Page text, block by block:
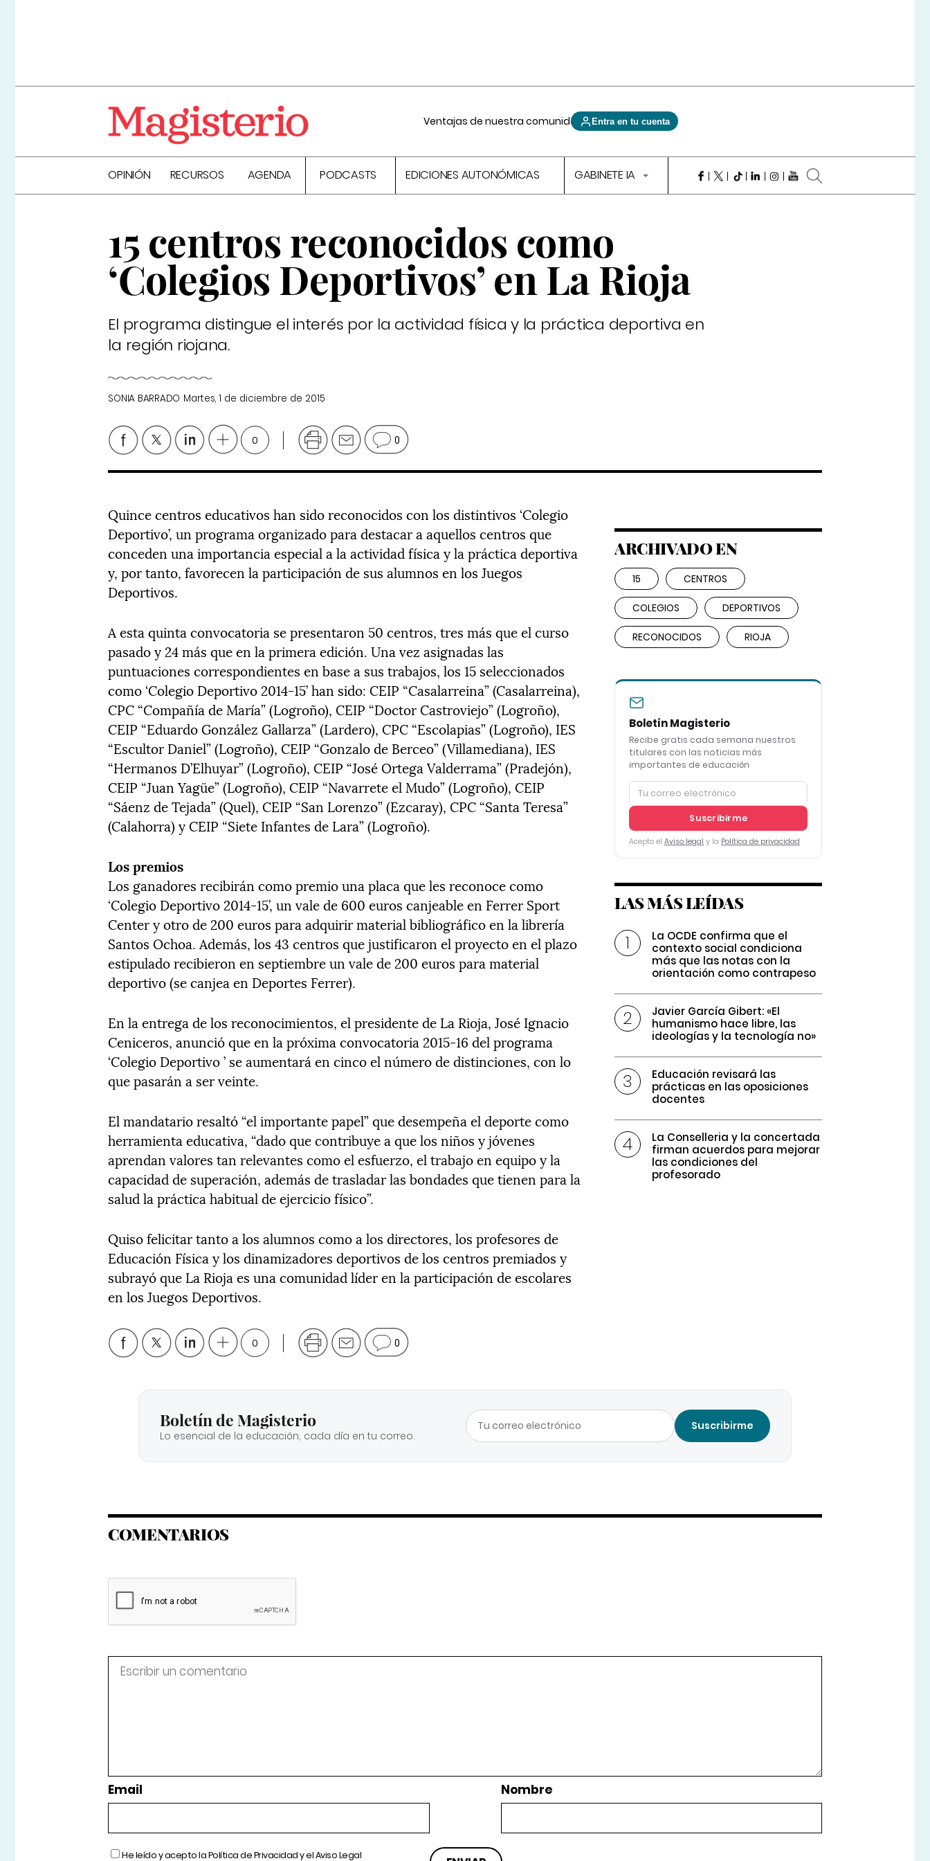
Ventajas de nuestra comunidad Entra en tu cuenta
OPINIÓN RECURSOS AGENDA PODCASTS EDICIONES AUTONÓMICAS GABINETE IA
15 centros reconocidos como
‘Colegios Deportivos’ en La Rioja
El programa distingue el interés por la actividad física y la práctica deportiva en
la región riojana.
SONIA BARRADO Martes, 1 de diciembre de 2015
0 0
Quince centros educativos han sido reconocidos con los distintivos ‘Colegio
Deportivo’, un programa organizado para destacar a aquellos centros que
conceden una importancia especial a la actividad física y la práctica deportiva
y, por tanto, favorecen la participación de sus alumnos en los Juegos
Deportivos.
A esta quinta convocatoria se presentaron 50 centros, tres más que el curso
pasado y 24 más que en la primera edición. Una vez asignadas las
puntuaciones correspondientes en base a sus trabajos, los 15 seleccionados
como ‘Colegio Deportivo 2014-15’ han sido: CEIP “Casalarreina” (Casalarreina),
CPC “Compañía de María” (Logroño), CEIP “Doctor Castroviejo” (Logroño),
CEIP “Eduardo González Gallarza” (Lardero), CPC “Escolapias” (Logroño), IES
“Escultor Daniel” (Logroño), CEIP “Gonzalo de Berceo” (Villamediana), IES
“Hermanos D’Elhuyar” (Logroño), CEIP “José Ortega Valderrama” (Pradejón),
CEIP “Juan Yagüe” (Logroño), CEIP “Navarrete el Mudo” (Logroño), CEIP
“Sáenz de Tejada” (Quel), CEIP “San Lorenzo” (Ezcaray), CPC “Santa Teresa”
(Calahorra) y CEIP “Siete Infantes de Lara” (Logroño).
Los premios
Los ganadores recibirán como premio una placa que les reconoce como
‘Colegio Deportivo 2014-15’, un vale de 600 euros canjeable en Ferrer Sport
Center y otro de 200 euros para adquirir material bibliográfico en la librería
Santos Ochoa. Además, los 43 centros que justificaron el proyecto en el plazo
estipulado recibieron en septiembre un vale de 200 euros para material
deportivo (se canjea en Deportes Ferrer).
En la entrega de los reconocimientos, el presidente de La Rioja, José Ignacio
Ceniceros, anunció que en la próxima convocatoria 2015-16 del programa
‘Colegio Deportivo ’ se aumentará en cinco el número de distinciones, con lo
que pasarán a ser veinte.
El mandatario resaltó “el importante papel” que desempeña el deporte como
herramienta educativa, “dado que contribuye a que los niños y jóvenes
aprendan valores tan relevantes como el esfuerzo, el trabajo en equipo y la
capacidad de superación, además de trasladar las bondades que tienen para la
salud la práctica habitual de ejercicio físico”.
Quiso felicitar tanto a los alumnos como a los directores, los profesores de
Educación Física y los dinamizadores deportivos de los centros premiados y
subrayó que La Rioja es una comunidad líder en la participación de escolares
en los Juegos Deportivos.
0 0
ARCHIVADO EN
15 CENTROS
COLEGIOS DEPORTIVOS
RECONOCIDOS RIOJA
Boletín Magisterio
Recibe gratis cada semana nuestros
titulares con las noticias más
importantes de educación
Suscribirme
Acepto el Aviso legal y la Política de privacidad
LAS MÁS LEÍDAS
La OCDE confirma que el
contexto social condiciona
más que las notas con la
orientación como contrapeso
Javier García Gibert: «El
humanismo hace libre, las
ideologías y la tecnología no»
Educación revisará las
prácticas en las oposiciones
docentes
La Conselleria y la concertada
firman acuerdos para mejorar
las condiciones del
profesorado
Boletín de Magisterio
Lo esencial de la educación, cada día en tu correo.
Suscribirme
COMENTARIOS
Email Nombre
He leído y acepto laPolítica de Privacidady elAviso Legal